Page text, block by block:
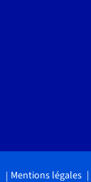
Mentions légales